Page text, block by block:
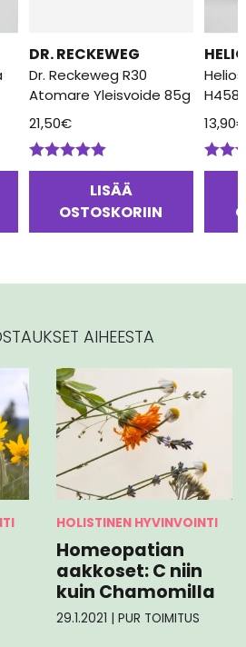
DR. RECKEWEG
Dr. Reckeweg R30
Atomare Yleisvoide 85g
21,50€
Arvostelu
tuotteesta:LISÄÄ
OSTOSKORIIN
13,90€
AIHEESTA
HOLISTINEN HYVINVOINTI
Homeopatian
aakkoset: C niin
kuin Chamomilla
29.1.2021 PUR TOIMITUS